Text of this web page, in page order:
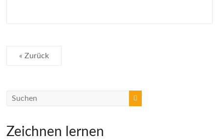
« Zurück
Zeichnen lernen